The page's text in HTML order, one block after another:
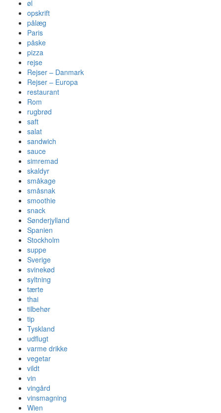
øl
opskrift
pålæg
Paris
påske
pizza
rejse
Rejser – Danmark
Rejser – Europa
restaurant
Rom
rugbrød
saft
salat
sandwich
sauce
simremad
skaldyr
småkage
småsnak
smoothie
snack
Sønderjylland
Spanien
Stockholm
suppe
Sverige
svinekød
syltning
tærte
thai
tilbehør
tip
Tyskland
udflugt
varme drikke
vegetar
vildt
vin
vingård
vinsmagning
Wien